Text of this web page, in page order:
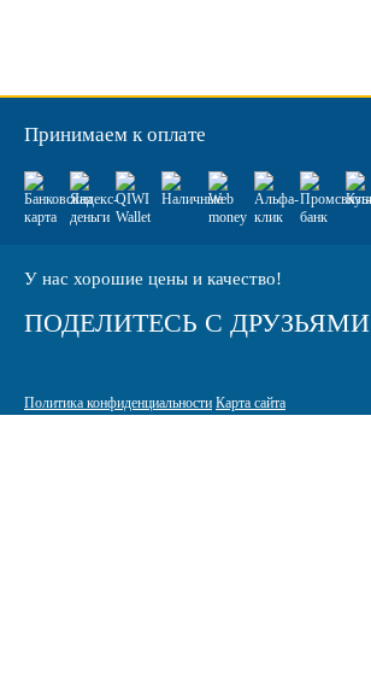
Принимаем к оплате
У нас хорошие цены и качество!
ПОДЕЛИТЕСЬ С ДРУЗЬЯМИ
Политика конфиденциальности Карта сайта